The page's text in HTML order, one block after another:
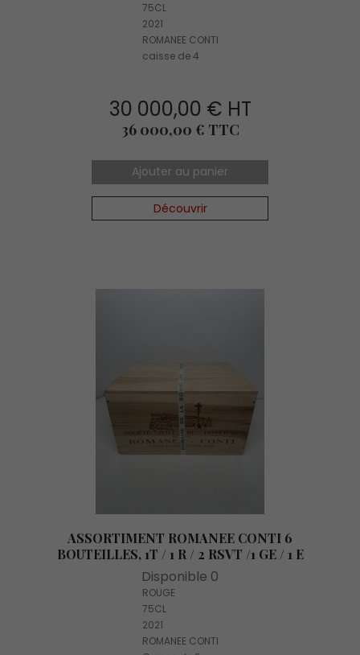
75CL
2021
ROMANEE CONTI
caisse de 4
30 000,00 € HT
Prix
36 000,00 € TTC
Ajouter au panier
Découvrir
ASSORTIMENT ROMANEE CONTI 6
BOUTEILLES, 1T / 1 R / 2 RSVT /1 GE / 1 E
Disponible 0
ROUGE
75CL
2021
ROMANEE CONTI